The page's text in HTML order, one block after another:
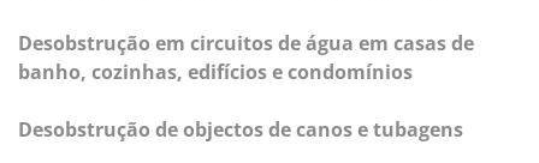
Desobstrução em circuitos de água em casas de
banho, cozinhas, edifícios e condomínios
Desobstrução de objectos de canos e tubagens